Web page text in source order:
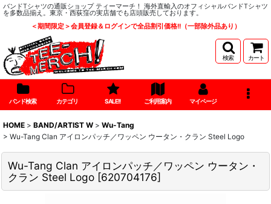
バンドTシャツの通販ショップ ティーマーチ！ 海外直輸入のオフィシャルバンドTシャツ
を多数品揃え。東京・西荻窪の実店舗でも店頭販売しております。
＜期間限定＞会員登録＆ログインで全品割引価格!!（一部除外品あり）
検索 カート
バンド検索 カテゴリ SALE!! ご利用案内 マイページ
HOME > BAND/ARTIST W > Wu-Tang
> Wu-Tang Clan アイロンパッチ／ワッペン ウータン・クラン Steel Logo
Wu-Tang Clan アイロンパッチ／ワッペン ウータン・
クラン Steel Logo [620704176]